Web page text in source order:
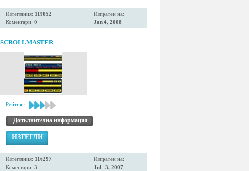
Изтегляния: 119052
Коментари: 0
Изпратен на:
Jan 4, 2008
SCROLLMASTER
Рейтинг:
Допълнителна информация
ИЗТЕГЛИ
Изтегляния: 116297
Коментари: 3
Изпратен на:
Jul 13, 2007